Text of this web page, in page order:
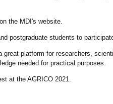
the MDI's website.
postgraduate students to
great platform for researchers,
needed for practical purposes.
at the AGRICO 2021.